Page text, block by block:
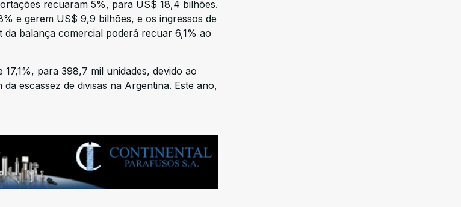
recuaram 5%, para US$ 18,4 bilhões.
e gerem US$ 9,9 bilhões, e os ingressos de
balança comercial poderá recuar 6,1% ao
para 398,7 mil unidades, devido ao
escassez de divisas na Argentina. Este ano,